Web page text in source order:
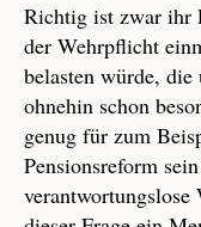
Richtig ist zwar ihr
der Wehrpflicht
belasten würde,
ohnehin schon
genug für zum
Pensionsreform